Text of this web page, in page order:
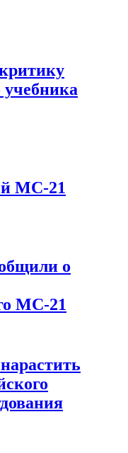
МС-21
о
МС-21